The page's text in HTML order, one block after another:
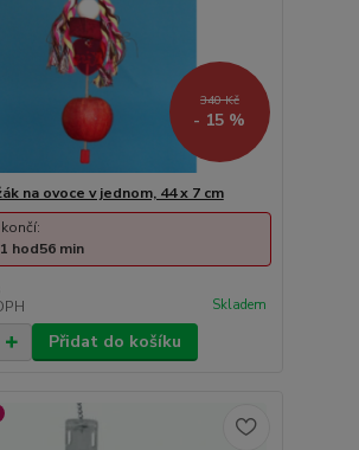
340 Kč
- 15 %
na ovoce v jednom, 44 x 7 cm
Skladem
hod56 min
Přidat do košíku